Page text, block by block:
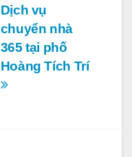
Dịch vụ
chuyển nhà
365 tại phố
Hoàng Tích Trí